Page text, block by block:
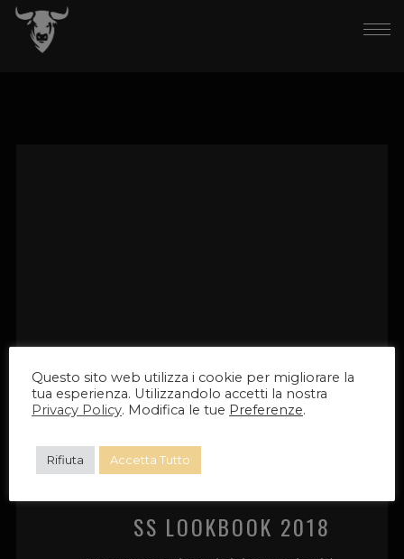
SS LOOKBOOK 2018
Questo sito web utilizza i cookie per migliorare la
tua esperienza. Utilizzandolo accetti la nostra
Privacy Policy. Modifica le tue Preferenze.
Rifiuta Accetta Tutto